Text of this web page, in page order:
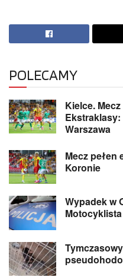
POLECAMY
Kielce.
Warszawa
Mecz pełen
Koronie
Wypadek w